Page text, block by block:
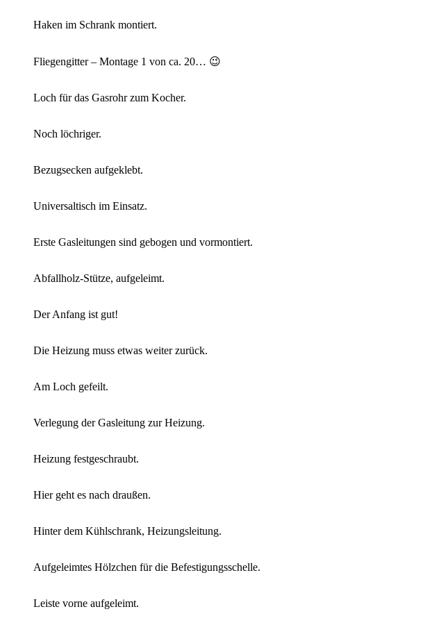
Haken im Schrank montiert.
Fliegengitter – Montage 1 von ca. 20… 😉
Loch für das Gasrohr zum Kocher.
Noch löchriger.
Bezugsecken aufgeklebt.
Universaltisch im Einsatz.
Erste Gasleitungen sind gebogen und vormontiert.
Abfallholz-Stütze, aufgeleimt.
Der Anfang ist gut!
Die Heizung muss etwas weiter zurück.
Am Loch gefeilt.
Verlegung der Gasleitung zur Heizung.
Heizung festgeschraubt.
Hier geht es nach draußen.
Hinter dem Kühlschrank, Heizungsleitung.
Aufgeleimtes Hölzchen für die Befestigungsschelle.
Leiste vorne aufgeleimt.